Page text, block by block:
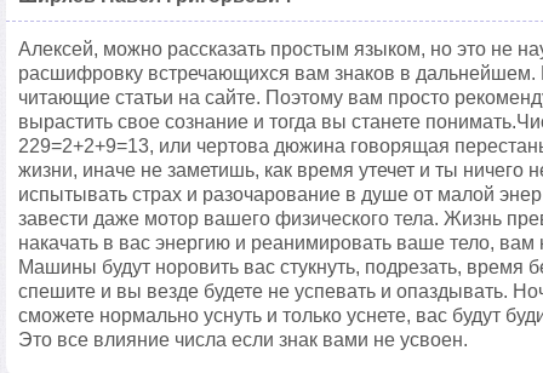
Алексей, можно рассказать простым языком, но это не
расшифровку встречающихся вам знаков в дальнейшем.
читающие статьи на сайте. Поэтому вам просто
вырастить свое сознание и тогда вы станете
229=2+2+9=13, или чертова дюжина говорящая
жизни, иначе не заметишь, как время утечет и ты ничего
испытывать страх и разочарование в душе от малой
завести даже мотор вашего физического тела. Жизнь
накачать в вас энергию и реанимировать ваше тело, вам
Машины будут норовить вас стукнуть, подрезать, время
спешите и вы везде будете не успевать и опаздывать.
сможете нормально уснуть и только уснете, вас будут
Это все влияние числа если знак вами не усвоен.